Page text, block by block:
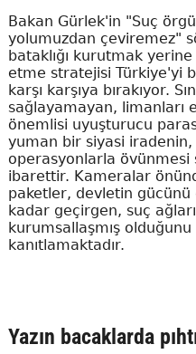
Bakan Gürlek'in "Suç
yolumuzdan çeviremez"
bataklığı kurutmak
etme stratejisi Türkiye'yi
karşı karşıya bırakıyor.
sağlayamayan, limanları
önemlisi uyuşturucu
yuman bir siyasi iradenin,
operasyonlarla övünmesi
ibarettir. Kameralar
paketler, devletin gücünü
kadar geçirgen, suç
kurumsallaşmış
kanıtlamaktadır.
Yazın bacaklarda